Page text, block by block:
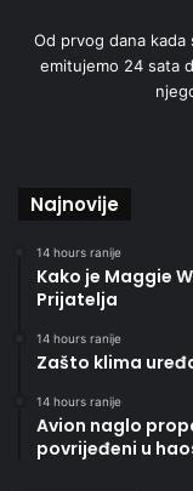
Od prvog dana kada
emitujemo 24 sata
Najnovije
14 hours ranije
Kako je Maggie
Prijatelja
14 hours ranije
Zašto klima
14 hours ranije
Avion naglo
povrijeđeni u